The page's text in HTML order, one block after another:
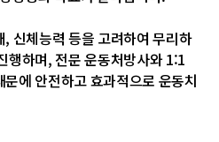
신체능력 등을 고려하여 무리하
행하며, 전문 운동처방사와 1:1
문에 안전하고 효과적으로 운동치